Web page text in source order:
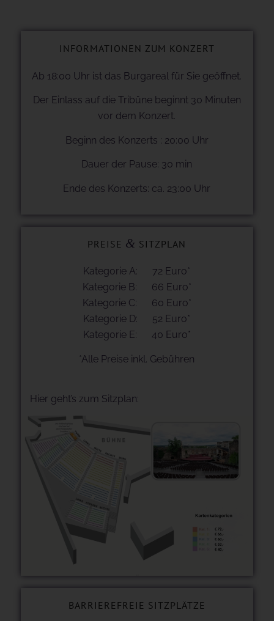
INFORMATIONEN ZUM KONZERT
Ab 18:00 Uhr ist das Burgareal für Sie geöffnet.
Der Einlass auf die Tribüne beginnt 30 Minuten
vor dem Konzert.
Beginn des Konzerts : 20:00 Uhr
Dauer der Pause: 30 min
Ende des Konzerts: ca. 23:00 Uhr
PREISE & SITZPLAN
Kategorie A: 72 Euro*
Kategorie B: 66 Euro*
Kategorie C: 60 Euro*
Kategorie D: 52 Euro*
Kategorie E: 40 Euro*
*Alle Preise inkl. Gebühren
Hier geht’s zum Sitzplan:
BARRIEREFREIE SITZPLÄTZE